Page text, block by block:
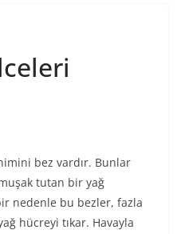
bez vardır. Bunlar
tutan bir yağ
nedenle bu bezler, fazla
hücreyi tıkar. Havayla